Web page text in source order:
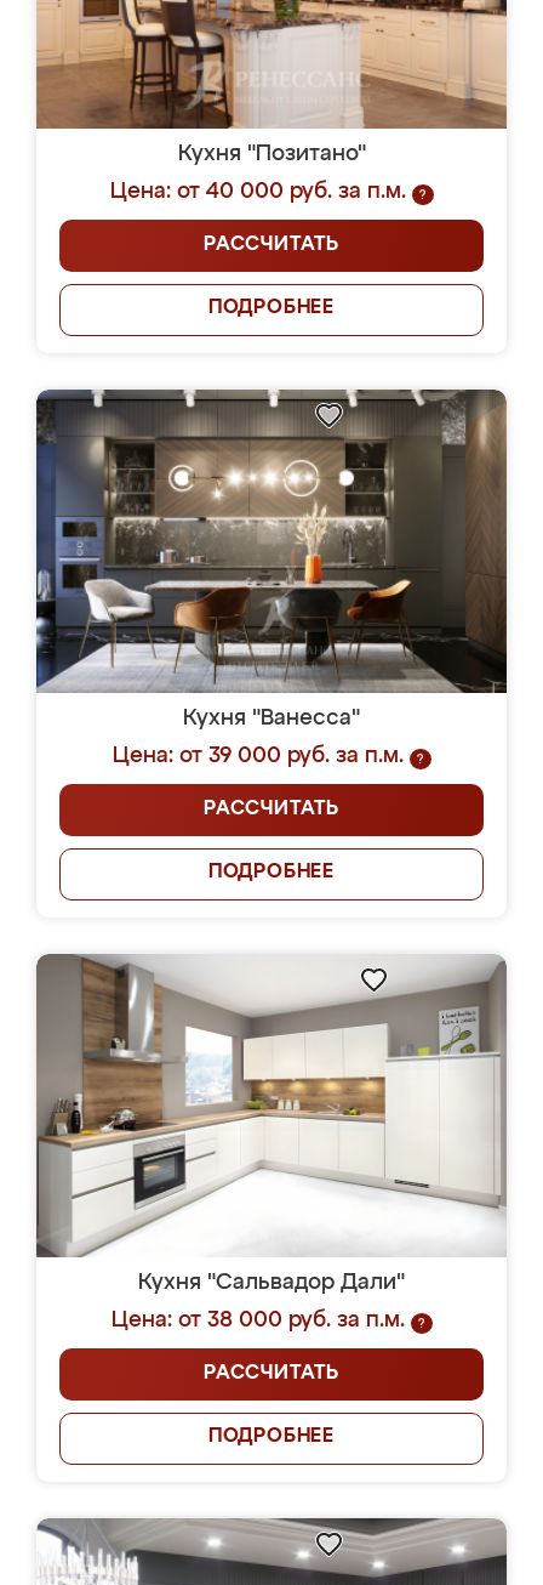
Кухня "Позитано"
Цена: от 40 000 руб. за п.м.
?
РАССЧИТАТЬ
ПОДРОБНЕЕ
Кухня "Ванесса"
Цена: от 39 000 руб. за п.м.
?
РАССЧИТАТЬ
ПОДРОБНЕЕ
Кухня "Сальвадор Дали"
Цена: от 38 000 руб. за п.м.
?
РАССЧИТАТЬ
ПОДРОБНЕЕ